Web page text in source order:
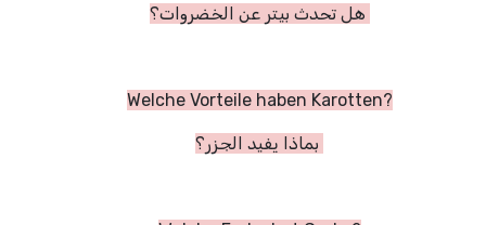
Welche Vorteile haben Karotten?